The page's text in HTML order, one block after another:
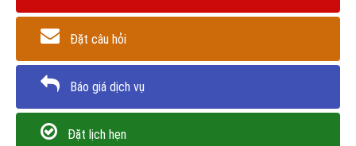
Đặt câu hỏi
Báo giá dịch vụ
Đặt lịch hẹn